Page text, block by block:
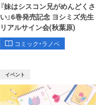
『妹はシスコン兄がめんどくさ
い』6巻発売記念 ヨシミズ先生
リアルサイン会(秋葉原)
コミック・ラノベ
イベント